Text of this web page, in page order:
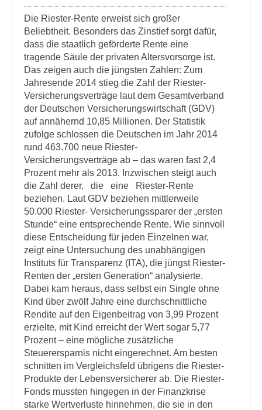
Die Riester-Rente erweist sich großer
Beliebtheit. Besonders das Zinstief sorgt dafür,
dass die staatlich geförderte Rente eine
tragende Säule der privaten Altersvorsorge ist.
Das zeigen auch die jüngsten Zahlen: Zum
Jahresende 2014 stieg die Zahl der Riester-
Versicherungsverträge laut dem Gesamtverband
der Deutschen Versicherungswirtschaft (GDV)
auf annähernd 10,85 Millionen. Der Statistik
zufolge schlossen die Deutschen im Jahr 2014
rund 463.700 neue Riester-
Versicherungsverträge ab – das waren fast 2,4
Prozent mehr als 2013. Inzwischen steigt auch
die Zahl derer, die eine Riester-Rente
beziehen. Laut GDV beziehen mittlerweile
50.000 Riester- Versicherungssparer der „ersten
Stunde“ eine entsprechende Rente. Wie sinnvoll
diese Entscheidung für jeden Einzelnen war,
zeigt eine Untersuchung des unabhängigen
Instituts für Transparenz (ITA), die jüngst Riester-
Renten der „ersten Generation“ analysierte.
Dabei kam heraus, dass selbst ein Single ohne
Kind über zwölf Jahre eine durchschnittliche
Rendite auf den Eigenbeitrag von 3,99 Prozent
erzielte, mit Kind erreicht der Wert sogar 5,77
Prozent – eine mögliche zusätzliche
Steuerersparnis nicht eingerechnet. Am besten
schnitten im Vergleichsfeld übrigens die Riester-
Produkte der Lebensversicherer ab. Die Riester-
Fonds mussten hingegen in der Finanzkrise
starke Wertverluste hinnehmen, die sie in den